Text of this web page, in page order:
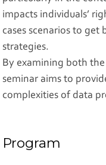
impacts individuals’
cases scenarios to
strategies.
By examining both
seminar aims to
complexities of data
Program